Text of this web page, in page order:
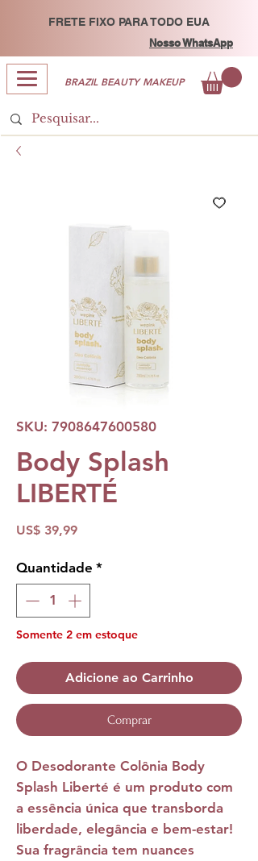
FRETE FIXO PARA TODO EUA
Nosso WhatsApp
BRAZIL BEAUTY MAKEUP
SKU: 7908647600580
Body Splash
LIBERTÉ
US$ 39,99Preço
Quantidade *
Somente 2 em estoque
Adicione ao Carrinho
Comprar
O Desodorante Colônia Body
Splash Liberté é um produto com
a essência única que transborda
liberdade, elegância e bem-estar!
Sua fragrância tem nuances